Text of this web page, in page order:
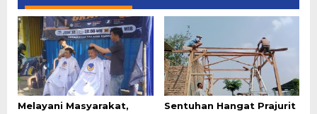
Melayani Masyarakat,
Sentuhan Hangat Prajurit